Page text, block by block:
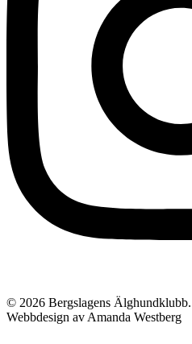
© 2026 Bergslagens
Webbdesign av Amanda Westberg